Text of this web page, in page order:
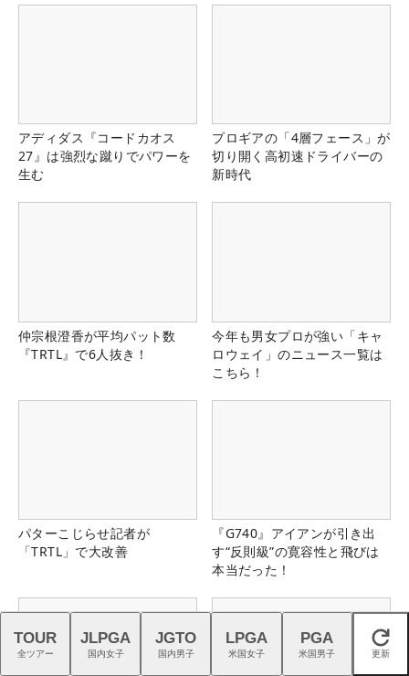
アディダス『コードカオス
27』は強烈な蹴りでパワーを
生む
プロギアの「4層フェース」が
切り開く高初速ドライバーの
新時代
仲宗根澄香が平均パット数
『TRTL』で6人抜き！
今年も男女プロが強い「キャ
ロウェイ」のニュース一覧は
こちら！
パターこじらせ記者が
「TRTL」で大改善
『G740』アイアンが引き出
す“反則級”の寛容性と飛びは
本当だった！
閉じる
TOUR
全ツアー
JLPGA
国内女子
JGTO
国内男子
LPGA
米国女子
PGA
米国男子 更新